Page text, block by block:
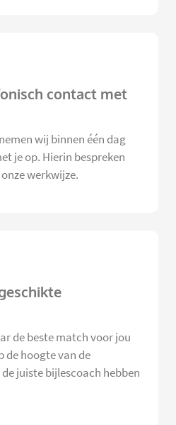
contact met
wij binnen één dag
je op. Hierin bespreken
werkwijze.
de beste match voor jou
de hoogte van de
juiste bijlescoach hebben